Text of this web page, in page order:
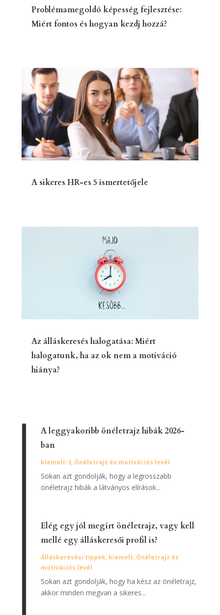
Problémamegoldó képesség fejlesztése:
Miért fontos és hogyan kezdj hozzá?
A sikeres HR-es 5 ismertetőjele
Az álláskeresés halogatása: Miért
halogatunk, ha az ok nem a motiváció
hiánya?
A leggyakoribb önéletrajz hibák 2026-
ban
kiemelt-3, Önéletrajz és motivációs levél
Sokan azt gondolják, hogy a legrosszabb
önéletrajz hibák a látványos elírások...
Elég egy jól megírt önéletrajz, vagy kell
mellé egy álláskeresői profil is?
Álláskeresési tippek, kiemelt, Önéletrajz és
motivációs levél
Sokan azt gondolják, hogy ha kész az önéletrajz,
akkor minden megvan a sikeres...